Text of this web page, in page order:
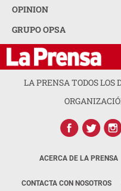
OPINION
GRUPO OPSA
LA PRENSA TODOS LOS
ACERCA DE LA PRENSA
CONTACTA CON NOSOTROS